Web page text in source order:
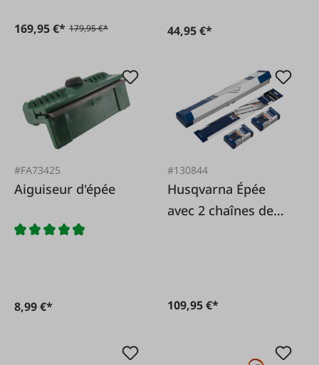
169,95 €* 179,95 €* 44,95 €*
#FA73425
Aiguiseur d'épée
8,99 €*
#130844
Husqvarna Épée
avec 2 chaînes de
109,95 €*